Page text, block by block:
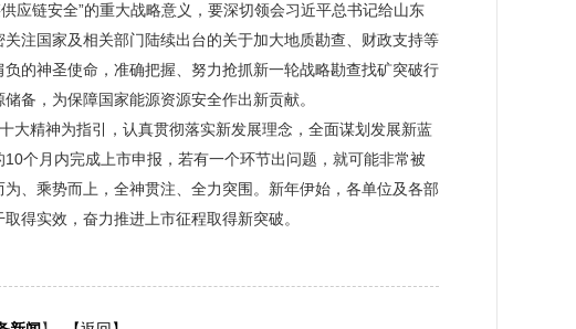
应链安全”的重大战略意义，要深切领会习近平总书记给山东
注国家及相关部门陆续出台的关于加大地质勘查、财政支持等
的神圣使命，准确把握、努力抢抓新一轮战略勘查找矿突破行
备，为保障国家能源资源安全作出新贡献。
大精神为指引，认真贯彻落实新发展理念，全面谋划发展新蓝
个月内完成上市申报，若有一个环节出问题，就可能非常被
、乘势而上，全神贯注、全力突围。新年伊始，各单位及各部
得实效，奋力推进上市征程取得新突破。